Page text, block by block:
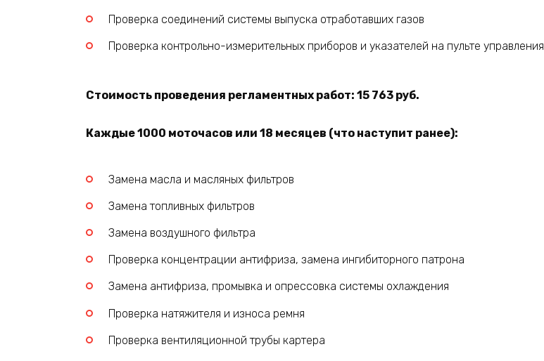
Проверка соединений системы выпуска отработавших газов
Проверка контрольно-измерительных приборов и указателей на пульте управления
Стоимость проведения регламентных работ: 15 763 руб.
Каждые 1000 моточасов или 18 месяцев (что наступит ранее):
Замена масла и масляных фильтров
Замена топливных фильтров
Замена воздушного фильтра
Проверка концентрации антифриза, замена ингибиторного патрона
Замена антифриза, промывка и опрессовка системы охлаждения
Проверка натяжителя и износа ремня
Проверка вентиляционной трубы картера